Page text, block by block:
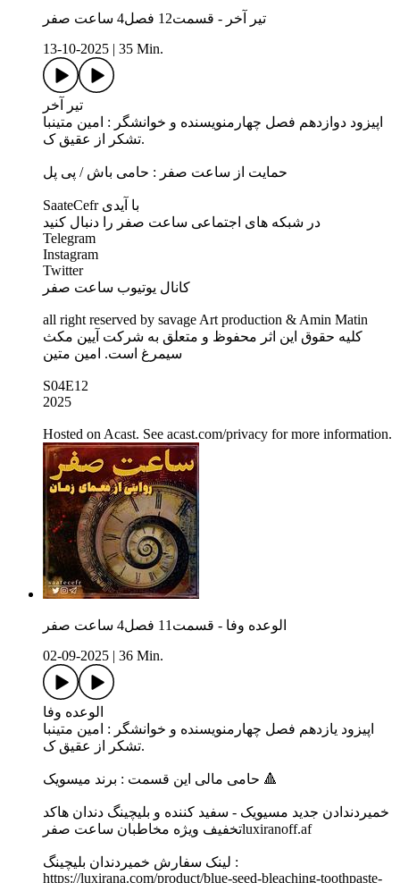
تیر آخر - قسمت12 فصل4 ساعت صفر
13-10-2025
35 Min.
تیر آخر
اپیزود دوازدهم فصل چهارمنویسنده و خوانشگر : امین متینبا
تشکر از عقیق ک.
حمایت از ساعت صفر : حامی باش / پی پل
SaateCefr با آیدی
در شبکه های اجتماعی ساعت صفر را دنبال کنید
Telegram
Instagram
Twitter
کانال یوتیوب ساعت صفر
all right reserved by savage Art production & Amin Matin
کلیه حقوق این اثر محفوظ و متعلق به شرکت آیین مکث
سیمرغ است. امین متین
S04E12
2025
Hosted on Acast. See acast.com/privacy for more information.
الوعده وفا - قسمت11 فصل4 ساعت صفر
02-09-2025
36 Min.
الوعده وفا
اپیزود یازدهم فصل چهارمنویسنده و خوانشگر : امین متینبا
تشکر از عقیق ک.
حامی مالی این قسمت : برند میسویک 🔺
خمیردندادن جدید مسیویک - سفید کننده و بلیچینگ دندان هاکد
تخفیف ویژه مخاطبان ساعت صفرluxiranoff.af
لینک سفارش خمیردندان بلیچینگ :
https://luxirana.com/product/blue-seed-bleaching-toothpaste-